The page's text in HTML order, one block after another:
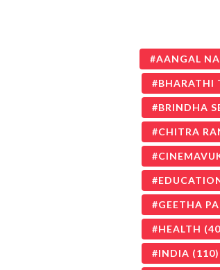
AANGAL
BHARATHI
BRINDHA
CHITRA
GEETHA
HEALTH
INDIA (110)